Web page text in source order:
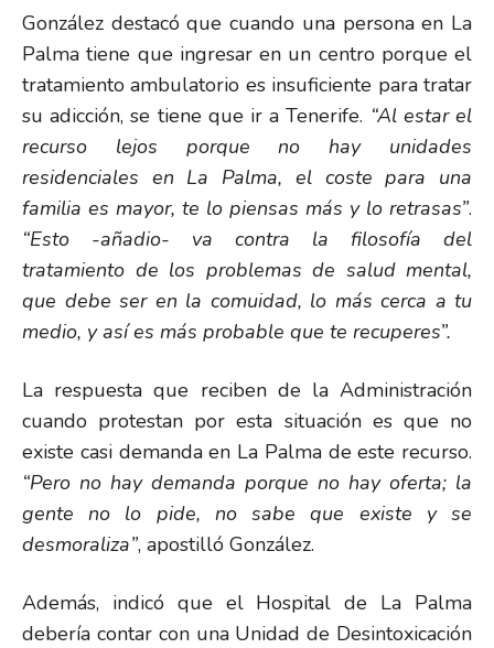
González destacó que cuando una persona en La
Palma tiene que ingresar en un centro porque el
tratamiento ambulatorio es insuficiente para tratar
su adicción, se tiene que ir a Tenerife. “Al estar el
recurso lejos porque no hay unidades
residenciales en La Palma, el coste para una
familia es mayor, te lo piensas más y lo retrasas”.
“Esto -añadio- va contra la filosofía del
tratamiento de los problemas de salud mental,
que debe ser en la comuidad, lo más cerca a tu
medio, y así es más probable que te recuperes”.
La respuesta que reciben de la Administración
cuando protestan por esta situación es que no
existe casi demanda en La Palma de este recurso.
“Pero no hay demanda porque no hay oferta; la
gente no lo pide, no sabe que existe y se
desmoraliza”, apostilló González.
Además, indicó que el Hospital de La Palma
debería contar con una Unidad de Desintoxicación